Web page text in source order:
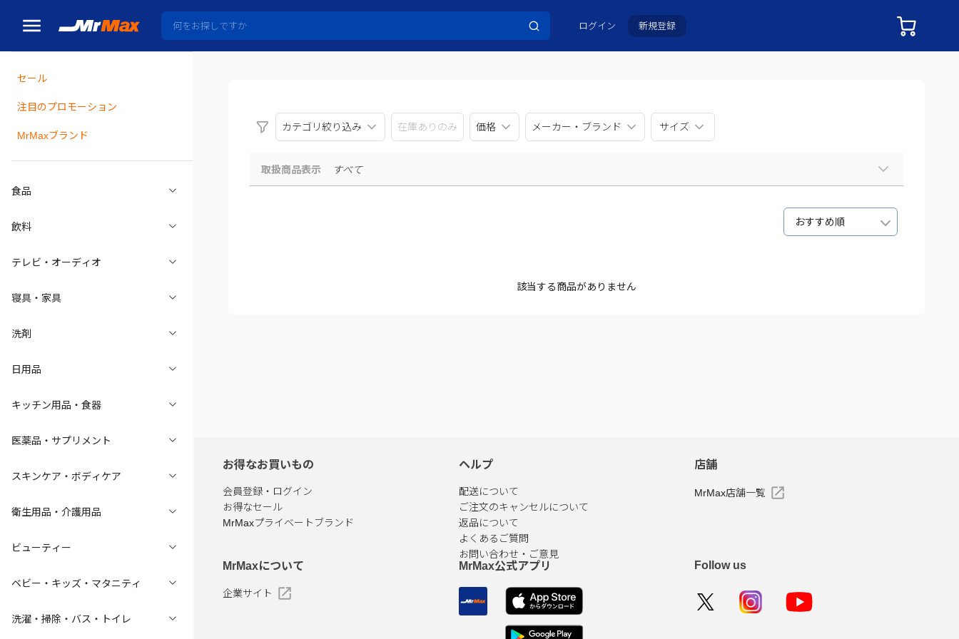
ログイン 新規登録
セール
注目のプロモーション
MrMaxブランド
食品
飲料
テレビ・オーディオ
寝具・家具
洗剤
日用品
キッチン用品・食器
医薬品・サプリメント
スキンケア・ボディケア
衛生用品・介護用品
ビューティー
ベビー・キッズ・マタニティ
洗濯・掃除・バス・トイレ
カテゴリ絞り込み
在庫ありのみ 価格 メーカー・ブランド サイズ
取扱商品表示 すべて
おすすめ順
該当する商品がありません
お得なお買いもの
会員登録・ログイン
お得なセール
MrMaxプライベートブランド
ヘルプ
配送について
ご注文のキャンセルについて
返品について
よくあるご質問
お問い合わせ・ご意見
店舗
MrMax店舗一覧
MrMaxについて
企業サイト
MrMax公式アプリ Follow us